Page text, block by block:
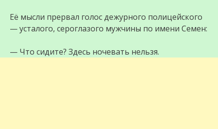
Её мысли прервал голос дежурного полицейского
— усталого, сероглазого мужчины по имени Семен:
— Что сидите? Здесь ночевать нельзя.